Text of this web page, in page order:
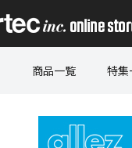
商品一覧 特集